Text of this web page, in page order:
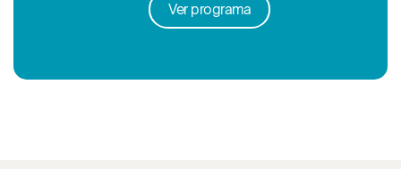
Ver programa